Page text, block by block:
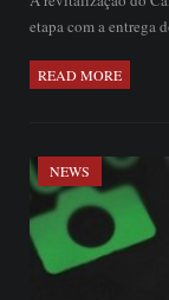
etapa com a entrega
READ MORE
NEWS